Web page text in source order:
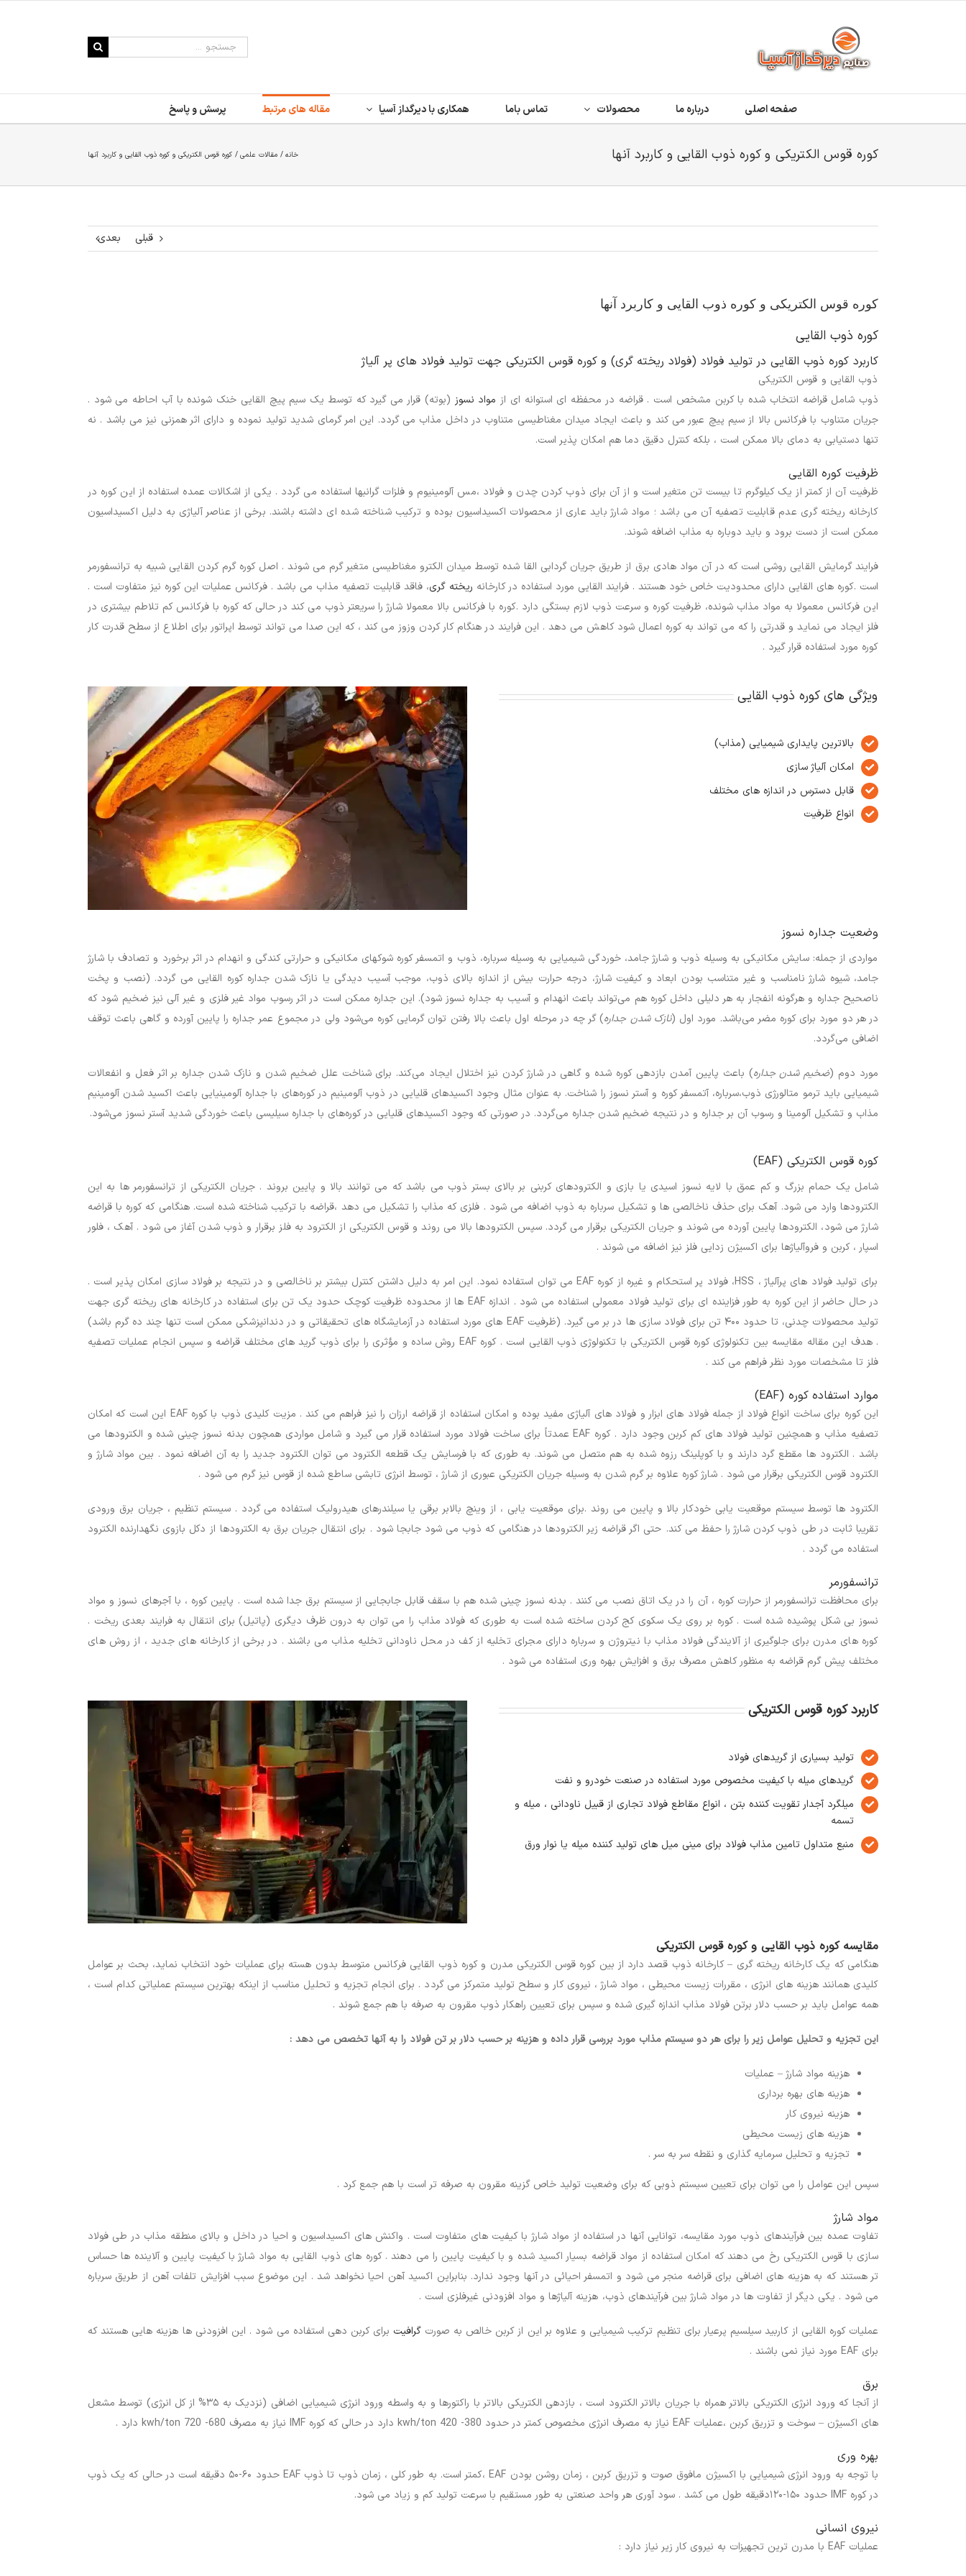
جستجو
صفحه اصلی درباره ما محصولات تماس باما همکاری با دیرگداز آسیا مقاله های مرتبط پرسش و پاسخ
کوره قوس الکتریکی و کوره ذوب القایی و کاربرد آنها خانه مقالات علمی کوره قوس الکتریکی و کوره ذوب القایی و کاربرد آنها
قبلی بعدی
کوره قوس الکتریکی و کوره ذوب القایی و کاربرد آنها
کوره ذوب القایی
کاربرد کوره ذوب القایی در تولید فولاد (فولاد ریخته گری) و کوره قوس الکتریکی جهت تولید فولاد های پر آلیاژ
ذوب القایی و قوس الکتریکی
ذوب شامل قراضه انتخاب شده با کربن مشخص است . قراضه در محفظه ای استوانه ای از مواد نسوز (بوته) قرار می گیرد که توسط یک سیم پیچ القایی خنک شونده با آب احاطه می شود .
جریان متناوب با فرکانس بالا از سیم پیچ عبور می کند و باعث ایجاد میدان مغناطیسی متناوب در داخل مذاب می گردد. این امر گرمای شدید تولید نموده و دارای اثر همزنی نیز می باشد . نه
تنها دستیابی به دمای بالا ممکن است ، بلکه کنترل دقیق دما هم امکان پذیر است.
ظرفیت کوره القایی
ظرفیت آن از کمتر از یک کیلوگرم تا بیست تن متغیر است و از آن برای ذوب کردن چدن و فولاد ،مس آلومینیوم و فلزات گرانبها استفاده می گردد . یکی از اشکالات عمده استفاده از این کوره در
کارخانه ریخته گری عدم قابلیت تصفیه آن می باشد ؛ مواد شارژ باید عاری از محصولات اکسیداسیون بوده و ترکیب شناخته شده ای داشته باشند. برخی از عناصر آلیاژی به دلیل اکسیداسیون
ممکن است از دست برود و باید دوباره به مذاب اضافه شوند.
فرایند گرمایش القایی روشی است که در آن مواد هادی برق از طریق جریان گردابی القا شده توسط میدان الکترو مغناطیسی متغیر گرم می شوند . اصل کوره گرم کردن القایی شبیه به ترانسفورمر
است .کوره های القایی دارای محدودیت خاص خود هستند . فرایند القایی مورد استفاده در کارخانه ریخته گری، فاقد قابلیت تصفیه مذاب می باشد . فرکانس عملیات این کوره نیز متفاوت است .
این فرکانس معمولا به مواد مذاب شونده، ظرفیت کوره و سرعت ذوب لازم بستگی دارد .کوره با فرکانس بالا معمولا شارژ را سریعتر ذوب می کند در حالی که کوره با فرکانس کم تلاطم بیشتری در
فلز ایجاد می نماید و قدرتی را که می تواند به کوره اعمال شود کاهش می دهد . این فرایند در هنگام کار کردن وزوز می کند ، که این صدا می تواند توسط اپراتور برای اطلاع از سطح قدرت کار
کوره مورد استفاده قرار گیرد .
ویژگی های کوره ذوب القایی
بالاترین پایداری شیمیایی (مذاب)
امکان آلیاژ سازی
قابل دسترس در اندازه های مختلف
انواع ظرفیت
وضعیت جداره نسوز
مواردی از جمله: سایش مکانیکی به وسیله ذوب و شارژ جامد، خوردگی شیمیایی به وسیله سرباره، ذوب و اتمسفر کوره شوکهای مکانیکی و حرارتی کندگی و انهدام در اثر برخورد و تصادف با شارژ
جامد، شیوه شارژ نامناسب و غیر متناسب بودن ابعاد و کیفیت شارژ، درجه حرارت بیش از اندازه بالای ذوب، موجب آسیب دیدگی یا نازک شدن جداره کوره القایی می گردد. (نصب و پخت
ناصحیح جداره و هرگونه انفجار به هر دلیلی داخل کوره هم می‌تواند باعث انهدام و آسیب به جداره نسوز شود). این جداره ممکن است در اثر رسوب مواد غیر فلزی و غیر آلی نیز ضخیم شود که
در هر دو مورد برای کوره مضر می‌باشد. مورد اول (نازک شدن جداره) گر چه در مرحله اول باعث بالا رفتن توان گرمایی کوره می‌شود ولی در مجموع عمر جداره را پایین آورده و گاهی باعث توقف
اضافی می‌گردد.
مورد دوم (ضخیم شدن جداره) باعث پایین آمدن بازدهی کوره شده و گاهی در شارژ کردن نیز اختلال ایجاد می‌کند. برای شناخت علل ضخیم شدن و نازک شدن جداره بر اثر فعل و انفعالات
شیمیایی باید ترمو متالورژی ذوب،سرباره، آتمسفر کوره و آستر نسوز را شناخت. به عنوان مثال وجود اکسیدهای قلیایی در ذوب آلومینیم در کوره‌های با جداره آلومینیایی باعث اکسید شدن آلومینیم
مذاب و تشکیل آلومینا و رسوب آن بر جداره و در نتیجه ضخیم شدن جداره می‌گردد. در صورتی که وجود اکسیدهای قلیایی در کوره‌های با جداره سیلیسی باعث خوردگی شدید آستر نسوز می‌شود.
کوره قوس الکتریکی (EAF)
شامل یک حمام بزرگ و کم عمق با لایه نسوز اسیدی یا بازی و الکترودهای کربنی بر بالای بستر ذوب می باشد که می توانند بالا و پایین بروند . جریان الکتریکی از ترانسفورمر ها به این
الکترودها وارد می شود. آهک برای حذف ناخالصی ها و تشکیل سرباره به ذوب اضافه می شود . فلزی که مذاب را تشکیل می دهد ،قراضه با ترکیب شناخته شده است. هنگامی که کوره با قراضه
شارژ می شود، الکترودها پایین آورده می شوند و جریان الکتریکی برقرار می گردد. سپس الکترودها بالا می روند و قوس الکتریکی از الکترود به فلز برقرار و ذوب شدن آغاز می شود . آهک ، فلور
اسپار ، کربن و فروآلیاژها برای اکسیژن زدایی فلز نیز اضافه می شوند .
برای تولید فولاد های پرآلیاژ ، HSS، فولاد پر استحکام و غیره از کوره EAF می توان استفاده نمود. این امر به دلیل داشتن کنترل بیشتر بر ناخالصی و در نتیجه بر فولاد سازی امکان پذیر است .
در حال حاضر از این کوره به طور فزاینده ای برای تولید فولاد معمولی استفاده می شود . اندازه EAF ها از محدوده ظرفیت کوچک حدود یک تن برای استفاده در کارخانه های ریخته گری جهت
تولید محصولات چدنی، تا حدود ۴۰۰ تن برای فولاد سازی ها در بر می گیرد. (ظرفیت EAF های مورد استفاده در آزمایشگاه های تحقیقاتی و در دندانپزشکی ممکن است تنها چند ده گرم باشد)
. هدف این مقاله مقایسه بین تکنولوژی کوره قوس الکتریکی با تکنولوژی ذوب القایی است . کوره EAF روش ساده و مؤثری را برای ذوب گرید های مختلف قراضه و سپس انجام عملیات تصفیه
فلز تا مشخصات مورد نظر فراهم می کند .
موارد استفاده کوره (EAF)
این کوره برای ساخت انواع فولاد از جمله فولاد های ابزار و فولاد های آلیاژی مفید بوده و امکان استفاده از قراضه ارزان را نیز فراهم می کند . مزیت کلیدی ذوب با کوره EAF این است که امکان
تصفیه مذاب و همچنین تولید فولاد های کم کربن وجود دارد . کوره EAF عمدتاً برای ساخت فولاد مورد استفاده قرار می گیرد و شامل مواردی همچون بدنه نسوز چینی شده و الکترودها می
باشد . الکترود ها مقطع گرد دارند و با کوپلینگ رزوه شده به هم متصل می شوند. به طوری که با فرسایش یک قطعه الکترود می توان الکترود جدید را به آن اضافه نمود . بین مواد شارژ و
الکترود قوس الکتریکی برقرار می شود . شارژ کوره علاوه بر گرم شدن به وسیله جریان الکتریکی عبوری از شارژ ، توسط انرژی تابشی ساطع شده از قوس نیز گرم می شود .
الکترود ها توسط سیستم موقعیت یابی خودکار بالا و پایین می روند .برای موقعیت یابی ، از وینچ بالابر برقی یا سیلندرهای هیدرولیک استفاده می گردد . سیستم تنظیم ، جریان برق ورودی
تقریبا ثابت در طی ذوب کردن شارژ را حفظ می کند. حتی اگر قراضه زیر الکترودها در هنگامی که ذوب می شود جابجا شود . برای انتقال جریان برق به الکترودها از دکل بازوی نگهدارنده الکترود
استفاده می گردد .
ترانسفورمر
برای محافظت ترانسفورمر از حرارت کوره ، آن را در یک اتاق نصب می کنند . بدنه نسوز چینی شده هم با سقف قابل جابجایی از سیستم برق جدا شده است . پایین کوره ، با آجرهای نسوز و مواد
نسوز بی شکل پوشیده شده است . کوره بر روی یک سکوی کج کردن ساخته شده است به طوری که فولاد مذاب را می توان به درون ظرف دیگری (پاتیل) برای انتقال به فرایند بعدی ریخت .
کوره های مدرن برای جلوگیری از آلایندگی فولاد مذاب با نیتروژن و سرباره دارای مجرای تخلیه از کف در محل ناودانی تخلیه مذاب می باشند . در برخی از کارخانه های جدید ، از روش های
مختلف پیش گرم قراضه به منظور کاهش مصرف برق و افزایش بهره وری استفاده می شود .
کاربرد کوره قوس الکتریکی
تولید بسیاری از گریدهای فولاد
گریدهای میله با کیفیت مخصوص مورد استفاده در صنعت خودرو و نفت
میلگرد آجدار تقویت کننده بتن ، انواع مقاطع فولاد تجاری از قبیل ناودانی ، میله و
تسمه
منبع متداول تامین مذاب فولاد برای مینی میل های تولید کننده میله یا نوار ورق
مقایسه کوره ذوب القایی و کوره قوس الکتریکی
هنگامی که یک کارخانه ریخته گری – کارخانه ذوب قصد دارد از بین کوره قوس الکتریکی مدرن و کوره ذوب القایی فرکانس متوسط بدون هسته برای عملیات خود انتخاب نماید، بحث بر عوامل
کلیدی همانند هزینه های انرژی ، مقررات زیست محیطی ، مواد شارژ ، نیروی کار و سطح تولید متمرکز می گردد . برای انجام تجزیه و تحلیل مناسب از اینکه بهترین سیستم عملیاتی کدام است ،
همه عوامل باید بر حسب دلار برتن فولاد مذاب اندازه گیری شده و سپس برای تعیین راهکار ذوب مقرون به صرفه با هم جمع شوند .
این تجزیه و تحلیل عوامل زیر را برای هر دو سیستم مذاب مورد بررسی قرار داده و هزینه بر حسب دلار بر تن فولاد را به آنها تخصص می دهد :
هزینه مواد شارژ – عملیات
هزینه های بهره برداری
هزینه نیروی کار
هزینه های زیست محیطی
تجزیه و تحلیل سرمایه گذاری و نقطه سر به سر .
سپس این عوامل را می توان برای تعیین سیستم ذوبی که برای وضعیت تولید خاص گزینه مقرون به صرفه تر است با هم جمع کرد .
مواد شارژ
تفاوت عمده بین فرآیندهای ذوب مورد مقایسه، توانایی آنها در استفاده از مواد شارژ با کیفیت های متفاوت است . واکنش های اکسیداسیون و احیا در داخل و بالای منطقه مذاب در طی فولاد
سازی با قوس الکتریکی رخ می دهند که امکان استفاده از مواد قراضه بسیار اکسید شده و با کیفیت پایین را می دهند . کوره های ذوب القایی به مواد شارژ با کیفیت پایین و آلاینده ها حساس
تر هستند که به هزینه های اضافی برای قراضه منجر می شود و اتمسفر احیائی در آنها وجود ندارد. بنابراین اکسید آهن احیا نخواهد شد . این موضوع سبب افزایش تلفات آهن از طریق سرباره
می شود . یکی دیگر از تفاوت ها در مواد شارژ بین فرآیندهای ذوب، هزینه آلیاژها و مواد افزودنی غیرفلزی است .
عملیات کوره القایی از کاربید سیلسیم پرعیار برای تنظیم ترکیب شیمیایی و علاوه بر این از کربن خالص به صورت گرافیت برای کربن دهی استفاده می شود . این افزودنی ها هزینه هایی هستند که
برای EAF مورد نیاز نمی باشند .
برق
از آنجا که ورود انرژی الکتریکی بالاتر همراه با جریان بالاتر الکترود است ، بازدهی الکتریکی بالاتر با راکتورها و به واسطه ورود انرژی شیمیایی اضافی (نزدیک به ۳۵% از کل انرژی) توسط مشعل
های اکسیژن – سوخت و تزریق کربن ،عملیات EAF نیاز به مصرف انرژی مخصوص کمتر در حدود kwh/ton 420 -380 دارد در حالی که کوره IMF نیاز به مصرف kwh/ton 720 -680 دارد .
بهره وری
با توجه به ورود انرژی شیمیایی با اکسیژن مافوق صوت و تزریق کربن ، زمان روشن بودن EAF ،کمتر است. به طور کلی ، زمان ذوب تا ذوب EAF حدود ۶۰-۵۰ دقیقه است در حالی که یک ذوب
در کوره IMF حدود ۱۵۰-۱۲۰دقیقه طول می کشد . سود آوری هر واحد صنعتی به طور مستقیم با سرعت تولید کم و زیاد می شود.
نیروی انسانی
عملیات EAF با مدرن ترین تجهیزات به نیروی کار زیر نیاز دارد :